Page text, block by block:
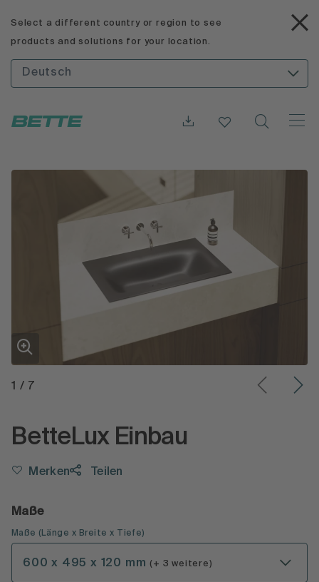
Select a different country or region to see
products and solutions for your location.
Deutsch
1 / 7
BetteLux Einbau
Merken Teilen
Maße
Maße ( Länge x Breite x Tiefe)
600 x 495 x 120 mm (+ 3 weitere)